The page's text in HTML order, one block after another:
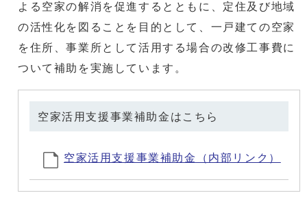
よる空家の解消を促進するとともに、定住及び地域
の活性化を図ることを目的として、一戸建ての空家
を住所、事業所として活用する場合の改修工事費に
ついて補助を実施しています。
空家活用支援事業補助金はこちら
空家活用支援事業補助金（内部リンク）